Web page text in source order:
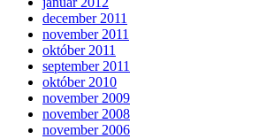
december 2011
november 2011
október 2011
september 2011
október 2010
november 2009
november 2008
november 2006